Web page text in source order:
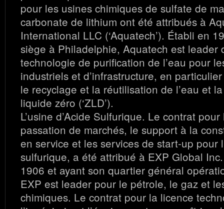
pour les usines chimiques de sulfate de
carbonate de lithium ont été attribués à
International LLC (‘Aquatech’). Établi en
siège à Philadelphie, Aquatech est leader
technologie de purification de l’eau pour
industriels et d’infrastructure, en
le recyclage et la réutilisation de l’eau et
liquide zéro (‘ZLD’).
L’usine d’Acide Sulfurique. Le contrat
passation de marchés, le support à la
en service et les services de start-up pour
sulfurique, a été attribué à EXP Global Inc.
1906 et ayant son quartier général
EXP est leader pour le pétrole, le gaz et
chimiques. Le contrat pour la licence